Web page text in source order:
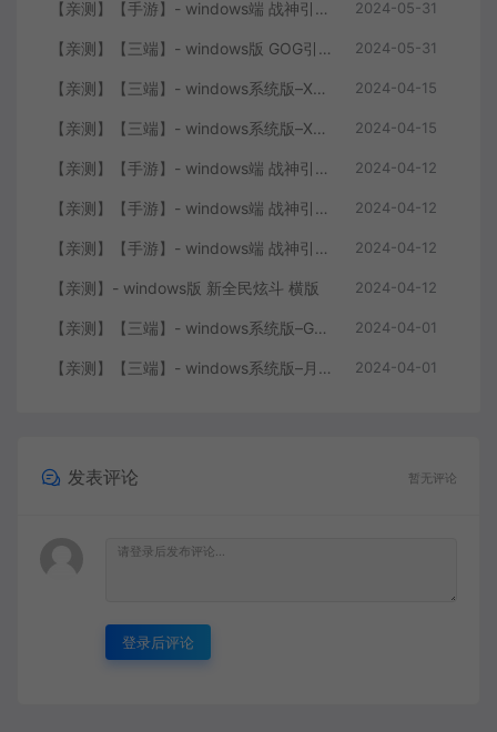
【亲测】【手游】- windows端 战神引擎 传奇手游 单职业 上古沉默完整版 白猪3.0免费版 安卓+苹果+教程+工具 2024-05-31
【亲测】【三端】- windows版 GOG引擎三职业版本 中原沉默 团购版 已整理配套微端 直接改IP即可进入游戏 2024-05-31
【亲测】【三端】- windows系统版–XO引擎 2024.4.15整理 最新无限制 版本 1.80九龙特色星王合击版 2024-04-15
【亲测】【三端】- windows系统版–XO0129-服务端 双端 引擎相关资料 2024.4.15 整理无限制 只有引擎和客户端 无版本 2024-04-15
【亲测】【手游】- windows端 战神引擎 传奇手游 单职业 仙域劫 白猪3.0免费版 红包 生肖 时装 境界 龙魂 盾牌 法宝 安卓+苹果+教程+工具 安卓+苹果+教程+工具 2024-04-12
【亲测】【手游】- windows端 战神引擎 传奇手游 复古三职业 180 火龙大陆 白猪3.0免费版 赞助 转生 变身 修炼 神器 生肖 技能修炼 狂暴 积分 安卓+苹果+教程+工具 2024-04-12
【亲测】【手游】- windows端 战神引擎 传奇手游 三职业 180 再战风云六大路 任务 特戒 狂暴 自动回收 赞助 炫彩魂环 爵位 转生 安卓+苹果+教程+工具 2024-04-12
【亲测】- windows版 新全民炫斗 横版 2024-04-12
【亲测】【三端】- windows系统版–GOY三端引擎 团购版 复古底板 + 服务端+ 微端补丁+工具+教程 +引擎源码 2024-04-01
【亲测】【三端】- windows系统版–月城风云版本 山炮引擎 防XO服务端 客户端 版本+工具+微端+搭建说明 2024-04-01
发表评论 暂无评论
登录后评论